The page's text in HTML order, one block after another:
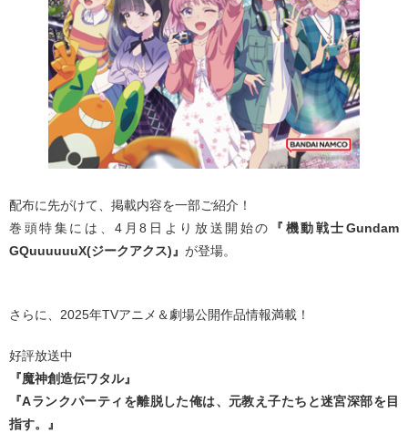
配布に先がけて、掲載内容を一部ご紹介！
巻頭特集には、4月8日より放送開始の
『機動戦士Gundam
GQuuuuuuX(ジークアクス)』 が登場。
さらに、2025年TVアニメ＆劇場公開作品情報満載！
好評放送中
『魔神創造伝ワタル』
『Aランクパーティを離脱した俺は、元教え子たちと迷宮深部を目
指す。』